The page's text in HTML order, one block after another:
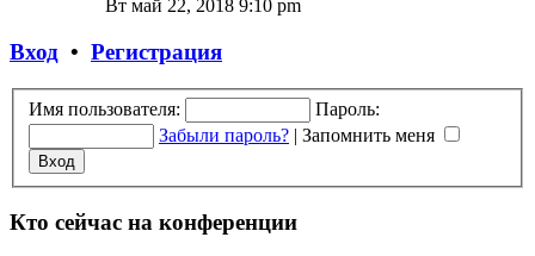
Вт май 22, 2018 9:10 pm
Вход • Регистрация
Имя пользователя:
Пароль:
Забыли пароль? | Запомнить меня
Кто сейчас на конференции